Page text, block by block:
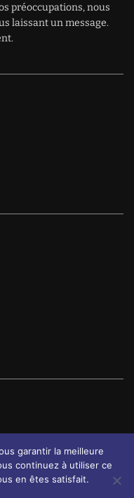
préoccupations, nous
laissant un message.
garantir la meilleure
continuez à utiliser ce
en êtes satisfait.